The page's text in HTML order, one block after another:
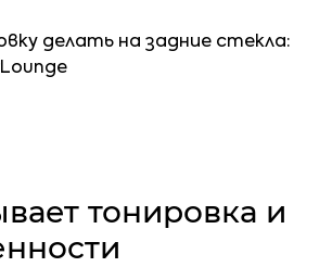
делать на задние стекла:
тонировка и